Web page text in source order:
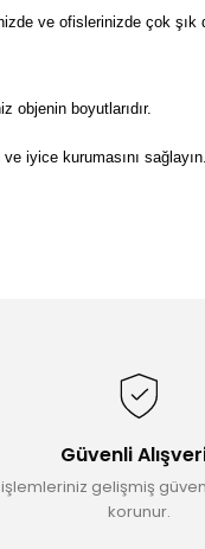
ve ofislerinizde çok
objenin boyutlarıdır.
iyice kurumasını sağlayın.
Güvenli
gelişmiş
korunur.